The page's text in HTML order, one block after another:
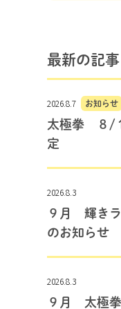
最新の記事
2026.8.7 お知らせ
太極拳 ８/
定
2026.8.3
９月 輝き
のお知らせ
2026.8.3
９月 太極